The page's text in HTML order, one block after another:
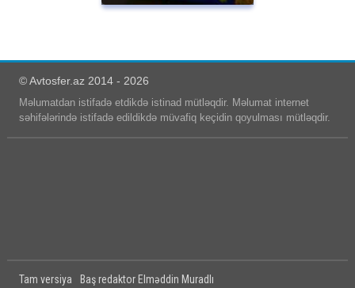
© Avtosfer.az 2014 - 2026
Məlumatdan istifadə etdikdə istinad mütləqdir. Məlumat internet
səhifələrində istifadə edildikdə müvafiq keçidin qoyulması mütləqdir.
Tam versiya Baş redaktor Elməddin Muradlı